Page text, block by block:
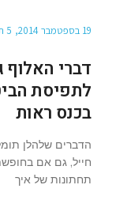
19 בספטמבר 2014 5 תגובות
דברי האלוף
לתפיסת
בכנס ראות
הדברים שלהלן
חייל, גם אם
תחתונות של איך